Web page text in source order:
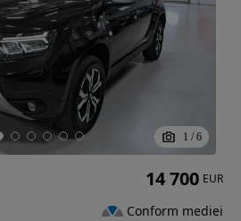
1 / 6
14 700 EUR
Conform mediei